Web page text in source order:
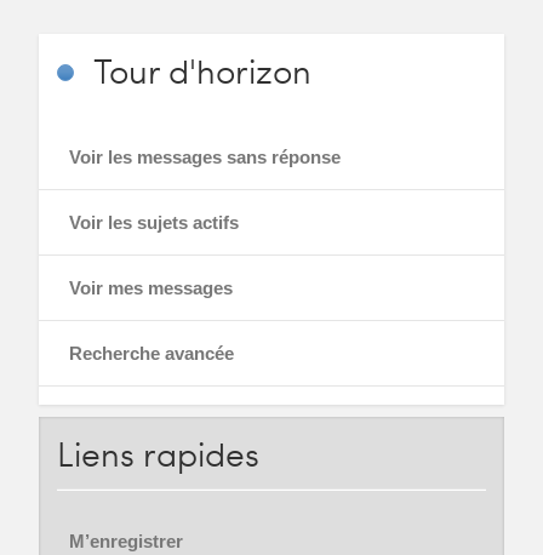
Tourd'horizon
Voir les messages sans réponse
Voir les sujets actifs
Voir mes messages
Recherche avancée
Liens rapides
M’enregistrer